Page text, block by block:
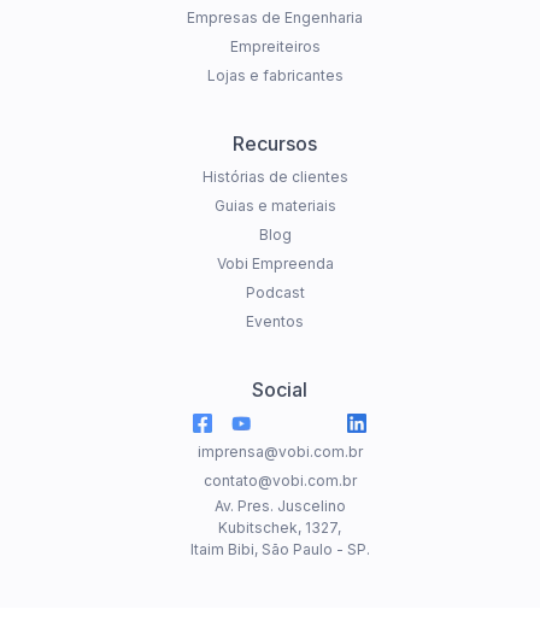
Empresas de Engenharia
Empreiteiros
Lojas e fabricantes
Recursos
Histórias de clientes
Guias e materiais
Blog
Vobi Empreenda
Podcast
Eventos
Social
imprensa@vobi.com.br
contato@vobi.com.br
Av. Pres. Juscelino
Kubitschek, 1327,
Itaim Bibi, São Paulo - SP.